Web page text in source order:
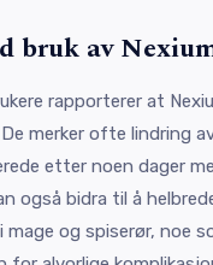
bruk av
rapporterer at
merker ofte lindring
etter noen dager
også bidra til å
mage og spiserør, noe